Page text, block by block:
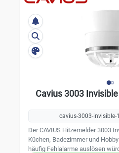
Cavius 3003
cavius-3003-invisible-
Der CAVIUS Hitzemelder 3003
Küchen, Badezimmer und
häufig Fehlalarme auslösen